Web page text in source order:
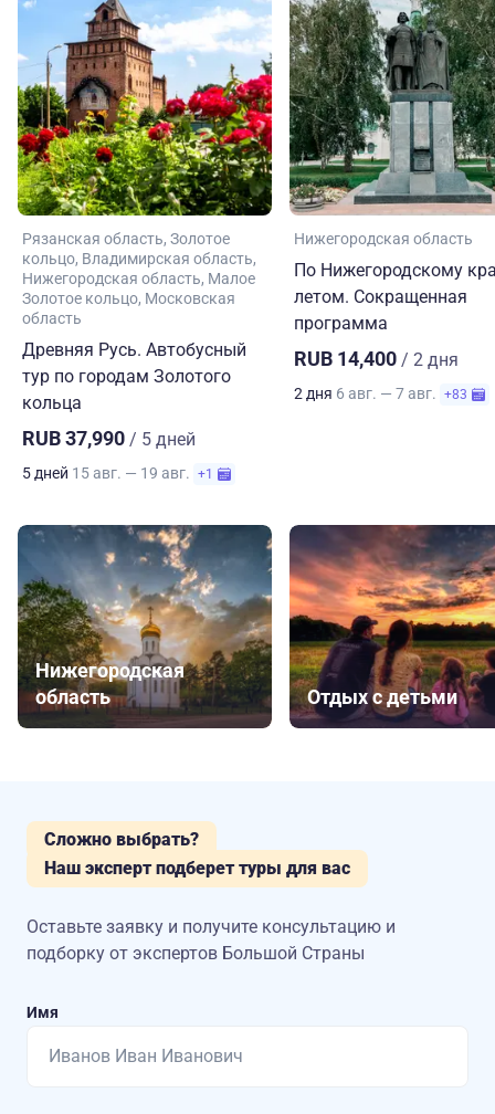
Рязанская область Золотое
кольцо Владимирская область
Нижегородская область Малое
Золотое кольцо Московская
область
Древняя Русь. Автобусный
тур по городам Золотого
кольца
RUB 37,990 / 5 дней
5 дней 15 авг. — 19 авг. +1
Нижегородская область
По Нижегородскому
летом. Сокращенная
программа
RUB 14,400 / 2 дня
2 дня 6 авг. — 7 авг. +83
Нижегородская
область
Отдых с детьми
Сложно выбрать?
Наш эксперт подберет туры для вас
Оставьте заявку и получите консультацию и
подборку от экспертов Большой Страны
Имя